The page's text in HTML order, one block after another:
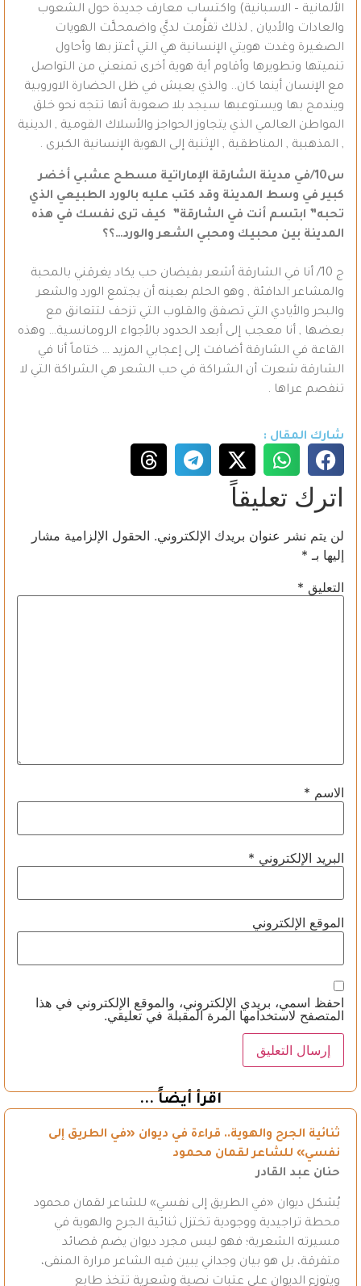
الألمانية – الاسبانية) واكتساب معارف جديدة حول الشعوب
والعادات والأديان , لذلك تقزَّمت لديَّ واضمحلـَّت الهويات
الصغيرة وغدت هويتي الإنسانية هي التي أعتز بها وأحاول
تنميتها وتطويرها وأقاوم أية هوية أخرى تمنعني من التواصل
مع الإنسان أينما كان.. والذي يعيش في ظل الحضارة الاوروبية
ويندمج بها ويستوعبها سيجد بلا صعوبة أنها تتجه نحو خلق
المواطن العالمي الذي يتجاوز الحواجز والأسلاك القومية , الدينية
, المذهبية , المناطقية , الإثنية إلى الهوية الإنسانية الكبرى .
س10/في مدينة الشارقة الإماراتية مسطح عشبي أخضر
كبير في وسط المدينة وقد كتب عليه بالورد الطبيعي الذي
تحبه” ابتسم أنت في الشارقة” كيف ترى نفسك في هذه
المدينة بين محبيك ومحبي الشعر والورد…؟؟
ج 10/ أنا في الشارقة أشعر بفيضان حب يكاد يغرقني بالمحبة
والمشاعر الدافئة , وهو الحلم بعينه أن يجتمع الورد والشعر
والبحر والأيادي التي تصفق والقلوب التي تزحف لتتعانق مع
بعضها , أنا معجب إلى أبعد الحدود بالأجواء الرومانسية… وهذه
القاعة في الشارقة أضافت إلى إعجابي المزيد … ختاماً أنا في
الشارقة شعرت أن الشراكة في حب الشعر هي الشراكة التي لا
تنفصم عراها .
شارك المقال :
اترك تعليقاً
لن يتم نشر عنوان بريدك الإلكتروني. الحقول الإلزامية مشار
إليها بـ *
التعليق *
الاسم *
البريد الإلكتروني *
الموقع الإلكتروني
احفظ اسمي، بريدي الإلكتروني، والموقع الإلكتروني في هذا
المتصفح لاستخدامها المرة المقبلة في تعليقي.
اقرأ أيضاً ...
ثنائية الجرح والهوية.. قراءة في ديوان «في الطريق إلى
نفسي» للشاعر لقمان محمود
حنان عبد القادر
يُشكل ديوان «في الطريق إلى نفسي» للشاعر لقمان محمود
محطة تراجيدية ووجودية تختزل ثنائية الجرح والهوية في
مسيرته الشعرية؛ فهو ليس مجرد ديوان يضم قصائد
متفرقة، بل هو بيان وجداني يبين فيه الشاعر مرارة المنفى،
ويتوزع الديوان على عتبات نصية وشعرية تتخذ طابع